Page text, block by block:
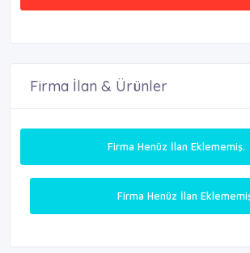
Firma İlan & Ürünler
Firma Henüz İlan Eklememiş.
Firma Henüz İlan